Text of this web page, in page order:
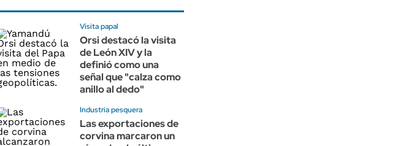
Visita papal
Orsi destacó la visita
de León XIV y la
definió como una
señal que "calza como
anillo al dedo"
Industria pesquera
Las exportaciones de
corvina marcaron un